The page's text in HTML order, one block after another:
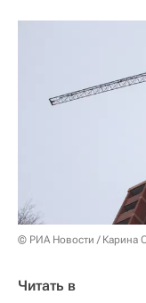
© РИА Новости / Карина
Читать в